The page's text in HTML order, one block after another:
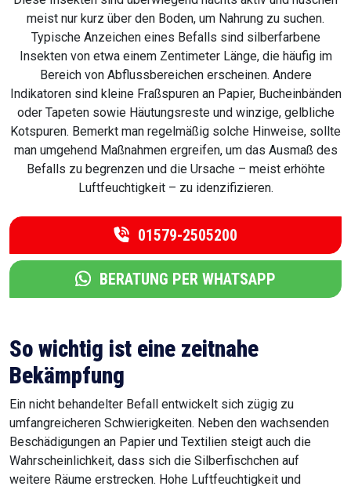
meist nur kurz über den Boden, um Nahrung zu suchen.
Typische Anzeichen eines Befalls sind silberfarbene
Insekten von etwa einem Zentimeter Länge, die häufig im
Bereich von Abflussbereichen erscheinen. Andere
Indikatoren sind kleine Fraßspuren an Papier, Bucheinbänden
oder Tapeten sowie Häutungsreste und winzige, gelbliche
Kotspuren. Bemerkt man regelmäßig solche Hinweise, sollte
man umgehend Maßnahmen ergreifen, um das Ausmaß des
Befalls zu begrenzen und die Ursache – meist erhöhte
Luftfeuchtigkeit – zu idenzifizieren.
01579-2505200
BERATUNG PER WHATSAPP
So wichtig ist eine zeitnahe
Bekämpfung
Ein nicht behandelter Befall entwickelt sich zügig zu
umfangreicheren Schwierigkeiten. Neben den wachsenden
Beschädigungen an Papier und Textilien steigt auch die
Wahrscheinlichkeit, dass sich die Silberfischchen auf
weitere Räume erstrecken. Hohe Luftfeuchtigkeit und